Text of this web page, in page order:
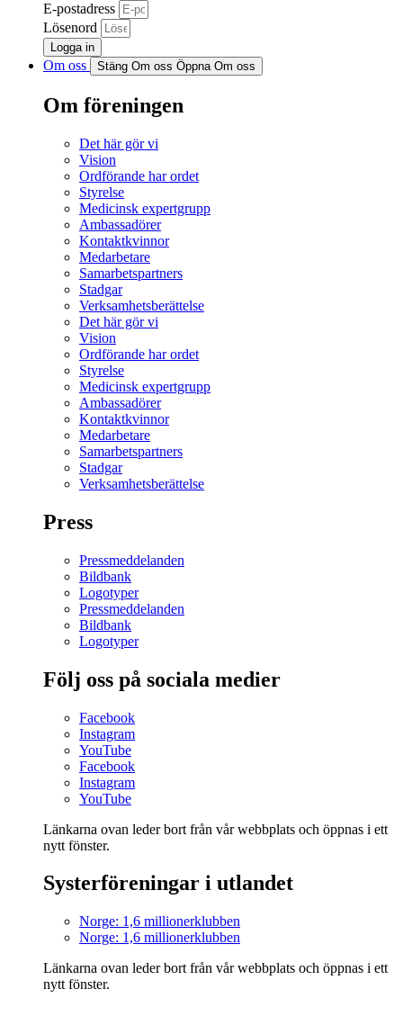
E-postadress
Lösenord
Logga in
Om oss Stäng Om oss Öppna Om oss
Om föreningen
Det här gör vi
Vision
Ordförande har ordet
Styrelse
Medicinsk expertgrupp
Ambassadörer
Kontaktkvinnor
Medarbetare
Samarbetspartners
Stadgar
Verksamhetsberättelse
Det här gör vi
Vision
Ordförande har ordet
Styrelse
Medicinsk expertgrupp
Ambassadörer
Kontaktkvinnor
Medarbetare
Samarbetspartners
Stadgar
Verksamhetsberättelse
Press
Pressmeddelanden
Bildbank
Logotyper
Pressmeddelanden
Bildbank
Logotyper
Följ oss på sociala medier
Facebook
Instagram
YouTube
Facebook
Instagram
YouTube
Länkarna ovan leder bort från vår webbplats och öppnas i ett
nytt fönster.
Systerföreningar i utlandet
Norge: 1,6 millionerklubben
Norge: 1,6 millionerklubben
Länkarna ovan leder bort från vår webbplats och öppnas i ett
nytt fönster.